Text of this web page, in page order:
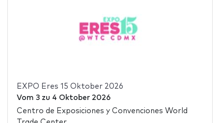
EXPO Eres 15 Oktober 2026
Vom 3zu 4 Oktober 2026
Centro de Exposiciones y Convenciones World